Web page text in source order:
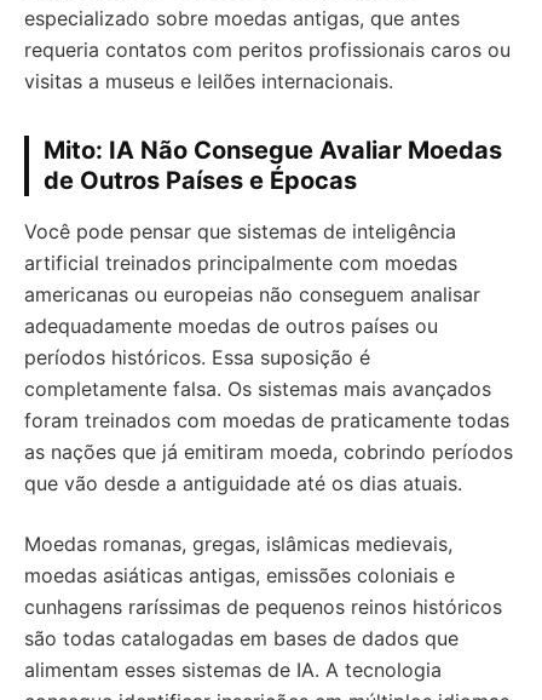
especializado sobre moedas antigas, que antes
requeria contatos com peritos profissionais caros ou
visitas a museus e leilões internacionais.
Mito: IA Não Consegue Avaliar Moedas
de Outros Países e Épocas
Você pode pensar que sistemas de inteligência
artificial treinados principalmente com moedas
americanas ou europeias não conseguem analisar
adequadamente moedas de outros países ou
períodos históricos. Essa suposição é
completamente falsa. Os sistemas mais avançados
foram treinados com moedas de praticamente todas
as nações que já emitiram moeda, cobrindo períodos
que vão desde a antiguidade até os dias atuais.
Moedas romanas, gregas, islâmicas medievais,
moedas asiáticas antigas, emissões coloniais e
cunhagens raríssimas de pequenos reinos históricos
são todas catalogadas em bases de dados que
alimentam esses sistemas de IA. A tecnologia